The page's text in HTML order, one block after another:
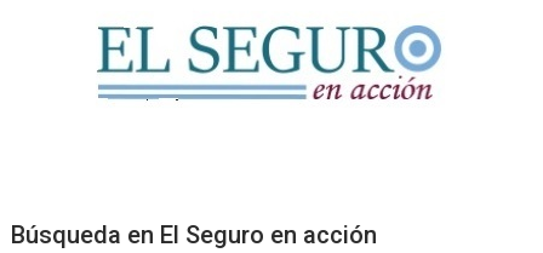
Búsqueda en El Seguro en acción